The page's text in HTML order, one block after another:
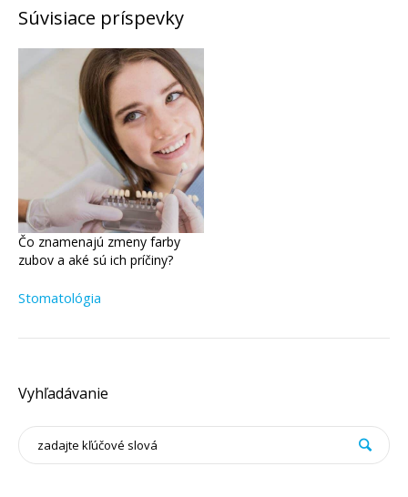
Súvisiace príspevky
Čo znamenajú zmeny farby
zubov a aké sú ich príčiny?
Stomatológia
Vyhľadávanie